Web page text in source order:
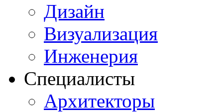
Дизайн
Визуализация
Инженерия
Специалисты
Архитекторы